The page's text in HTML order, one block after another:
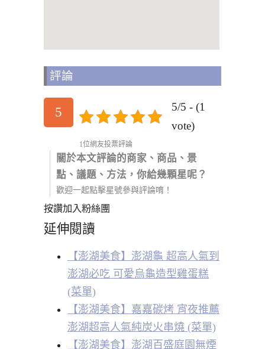
評論
5
5/5 - (1
vote)
1位網友投票評論
關於本文評論的商家、商品、景
點、議題、方法，你給幾顆星呢？
歡迎一起點擊星號參與評論唷！
按讚加入粉絲團
延伸閱讀
【澎湖美食】澎湖龜 超高人氣到
澎湖必吃 可愛烏龜造型雞蛋糕
(菜單)
【澎湖美食】嘉嘉碳烤 宵夜推薦
澎湖超高人氣純炭火串燒 (菜單)
【澎湖美食】澎湖百盛庭園無煙